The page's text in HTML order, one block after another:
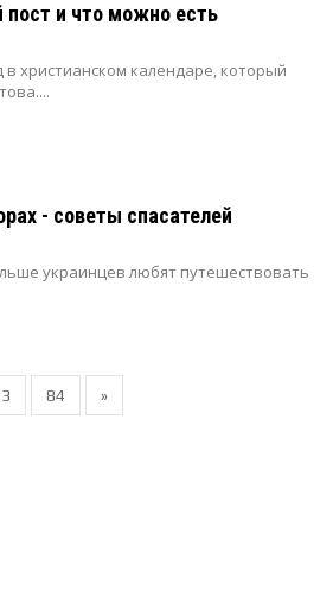
пост и что можно есть
христианском календаре, который
- советы спасателей
украинцев любят путешествовать
84 »